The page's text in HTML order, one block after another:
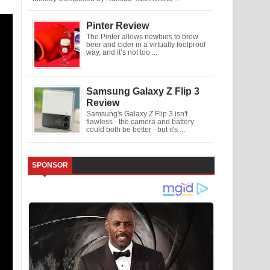
Pinter Review
The Pinter allows newbies to brew
beer and cider in a virtually foolproof
way, and it’s not too ...
Samsung Galaxy Z Flip 3
Review
Samsung's Galaxy Z Flip 3 isn't
flawless - the camera and battery
could both be better - but it's ...
SPONSOR